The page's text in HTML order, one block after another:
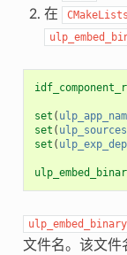
在
set (
set ( ulp_sources
set (
ulp_embed_binary
文件名。该文件